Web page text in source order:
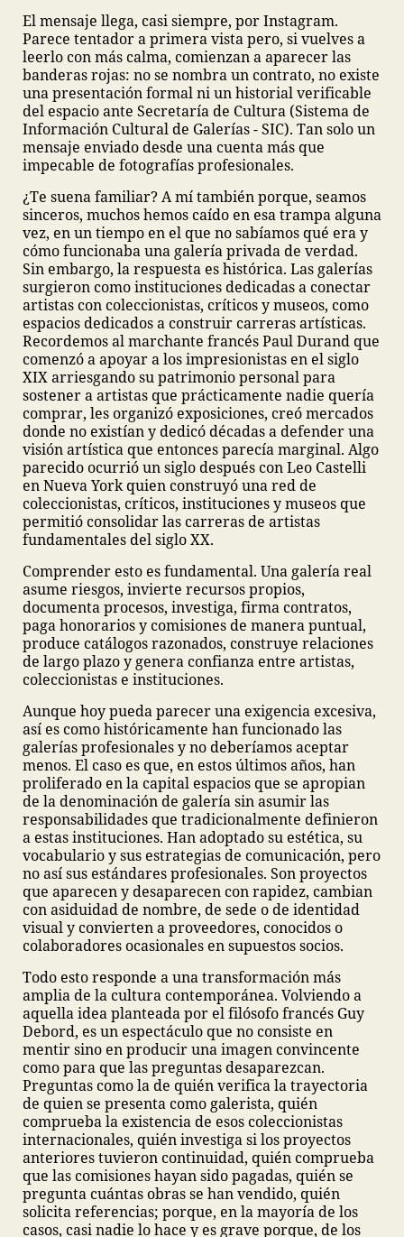
El mensaje llega, casi siempre, por Instagram.
Parece tentador a primera vista pero, si vuelves a
leerlo con más calma, comienzan a aparecer las
banderas rojas: no se nombra un contrato, no existe
una presentación formal ni un historial verificable
del espacio ante Secretaría de Cultura (Sistema de
Información Cultural de Galerías - SIC). Tan solo un
mensaje enviado desde una cuenta más que
impecable de fotografías profesionales.
¿Te suena familiar? A mí también porque, seamos
sinceros, muchos hemos caído en esa trampa alguna
vez, en un tiempo en el que no sabíamos qué era y
cómo funcionaba una galería privada de verdad.
Sin embargo, la respuesta es histórica. Las galerías
surgieron como instituciones dedicadas a conectar
artistas con coleccionistas, críticos y museos, como
espacios dedicados a construir carreras artísticas.
Recordemos al marchante francés Paul Durand que
comenzó a apoyar a los impresionistas en el siglo
XIX arriesgando su patrimonio personal para
sostener a artistas que prácticamente nadie quería
comprar, les organizó exposiciones, creó mercados
donde no existían y dedicó décadas a defender una
visión artística que entonces parecía marginal. Algo
parecido ocurrió un siglo después con Leo Castelli
en Nueva York quien construyó una red de
coleccionistas, críticos, instituciones y museos que
permitió consolidar las carreras de artistas
fundamentales del siglo XX.
Comprender esto es fundamental. Una galería real
asume riesgos, invierte recursos propios,
documenta procesos, investiga, firma contratos,
paga honorarios y comisiones de manera puntual,
produce catálogos razonados, construye relaciones
de largo plazo y genera confianza entre artistas,
coleccionistas e instituciones.
Aunque hoy pueda parecer una exigencia excesiva,
así es como históricamente han funcionado las
galerías profesionales y no deberíamos aceptar
menos. El caso es que, en estos últimos años, han
proliferado en la capital espacios que se apropian
de la denominación de galería sin asumir las
responsabilidades que tradicionalmente definieron
a estas instituciones. Han adoptado su estética, su
vocabulario y sus estrategias de comunicación, pero
no así sus estándares profesionales. Son proyectos
que aparecen y desaparecen con rapidez, cambian
con asiduidad de nombre, de sede o de identidad
visual y convierten a proveedores, conocidos o
colaboradores ocasionales en supuestos socios.
Todo esto responde a una transformación más
amplia de la cultura contemporánea. Volviendo a
aquella idea planteada por el filósofo francés Guy
Debord, es un espectáculo que no consiste en
mentir sino en producir una imagen convincente
como para que las preguntas desaparezcan.
Preguntas como la de quién verifica la trayectoria
de quien se presenta como galerista, quién
comprueba la existencia de esos coleccionistas
internacionales, quién investiga si los proyectos
anteriores tuvieron continuidad, quién comprueba
que las comisiones hayan sido pagadas, quién se
pregunta cuántas obras se han vendido, quién
solicita referencias; porque, en la mayoría de los
casos, casi nadie lo hace y es grave porque, de los